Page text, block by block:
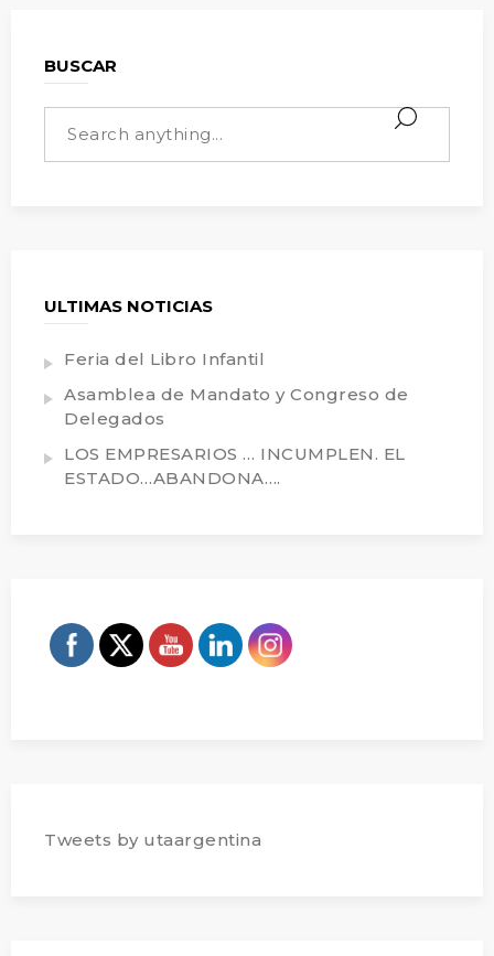
BUSCAR
ULTIMAS NOTICIAS
Feria del Libro Infantil
Asamblea de Mandato y Congreso de
Delegados
LOS EMPRESARIOS … INCUMPLEN. EL
ESTADO…ABANDONA….
Tweets by utaargentina